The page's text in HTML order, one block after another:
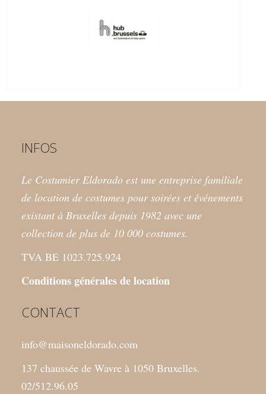
INFOS
Le Costumier Eldorado est une entreprise familiale
de location de costumes pour soirées et événements
existant à Bruxelles depuis 1982 avec une
collection de plus de 10 000 costumes.
TVA BE 1023.725.924
Conditions générales de location
CONTACT
info@maisoneldorado.com
137 chaussée de Wavre à 1050 Bruxelles.
02/512.96.05